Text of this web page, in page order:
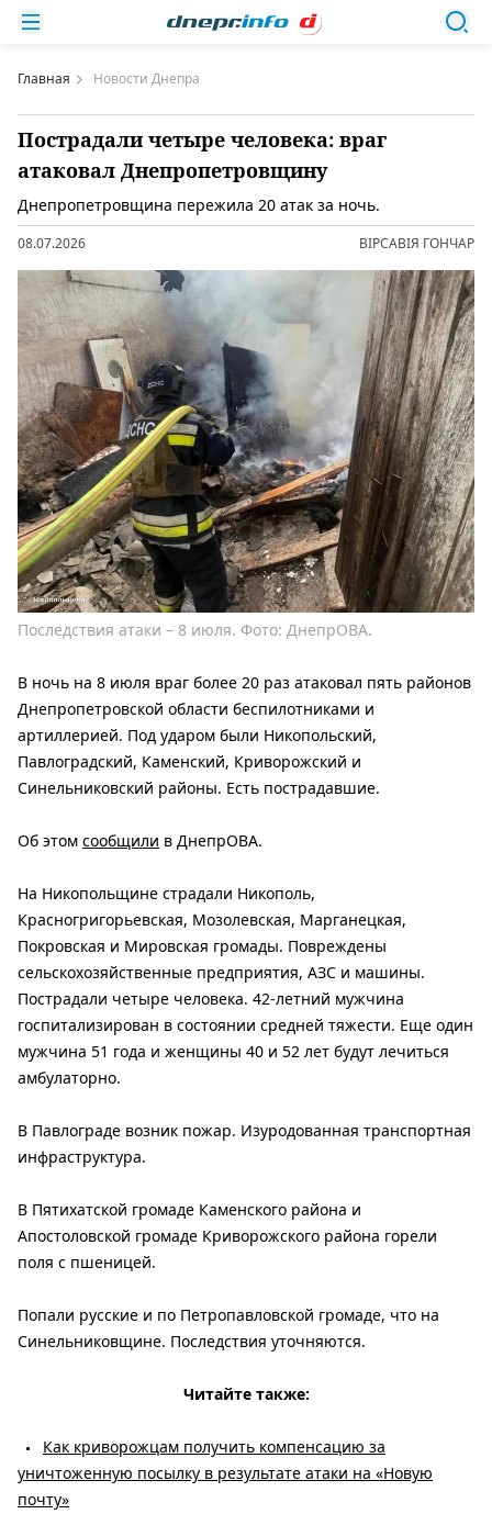
Главная Новости Днепра
Пострадали четыре человека: враг
атаковал Днепропетровщину
Днепропетровщина пережила 20 атак за ночь.
08.07.2026 ВІРСАВІЯ ГОНЧАР
Последствия атаки – 8 июля. Фото: ДнепрОВА.
В ночь на 8 июля враг более 20 раз атаковал пять районов
Днепропетровской области беспилотниками и
артиллерией. Под ударом были Никопольский,
Павлоградский, Каменский, Криворожский и
Синельниковский районы. Есть пострадавшие.
Об этом сообщили в ДнепрОВА.
На Никопольщине страдали Никополь,
Красногригорьевская, Мозолевская, Марганецкая,
Покровская и Мировская громады. Повреждены
сельскохозяйственные предприятия, АЗС и машины.
Пострадали четыре человека. 42-летний мужчина
госпитализирован в состоянии средней тяжести. Еще один
мужчина 51 года и женщины 40 и 52 лет будут лечиться
амбулаторно.
В Павлограде возник пожар. Изуродованная транспортная
инфраструктура.
В Пятихатской громаде Каменского района и
Апостоловской громаде Криворожского района горели
поля с пшеницей.
Попали русские и по Петропавловской громаде, что на
Синельниковщине. Последствия уточняются.
Читайте также:
Как криворожцам получить компенсацию за
уничтоженную посылку в результате атаки на «Новую
почту»